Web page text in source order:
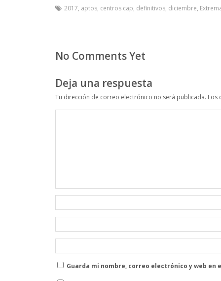
2017, aptos, centros cap, definitivos, diciembre,
No Comments Yet
Deja una respuesta
Tu dirección de correo electrónico no será publicada. Los
Guarda mi nombre, correo electrónico y web